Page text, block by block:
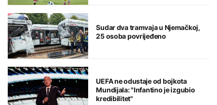
Sudar dva tramvaja u Njemačkoj,
25 osoba povrijeđeno
UEFA ne odustaje od bojkota
Mundijala: "Infantino je izgubio
kredibilitet"